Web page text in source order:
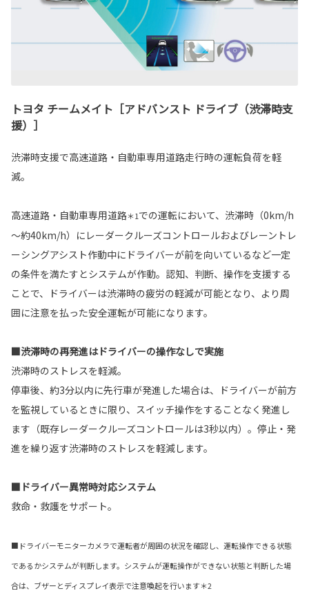
トヨタ チームメイト［アドバンスト ドライブ（渋滞時支
援）］
渋滞時支援で高速道路・自動車専用道路走行時の運転負荷を軽
減。
高速道路・自動車専用道路＊1での運転において、渋滞時（0km/h
～約40km/h）にレーダークルーズコントロールおよびレーントレ
ーシングアシスト作動中にドライバーが前を向いているなど一定
の条件を満たすとシステムが作動。認知、判断、操作を支援する
ことで、ドライバーは渋滞時の疲労の軽減が可能となり、より周
囲に注意を払った安全運転が可能になります。
■渋滞時の再発進はドライバーの操作なしで実施
渋滞時のストレスを軽減。
停車後、約3分以内に先行車が発進した場合は、ドライバーが前方
を監視しているときに限り、スイッチ操作をすることなく発進し
ます（既存レーダークルーズコントロールは3秒以内）。停止・発
進を繰り返す渋滞時のストレスを軽減します。
■ドライバー異常時対応システム
救命・救護をサポート。
■ドライバーモニターカメラで運転者が周囲の状況を確認し、運転操作できる状態
であるかシステムが判断します。システムが運転操作ができない状態と判断した場
合は、ブザーとディスプレイ表示で注意喚起を行います＊2